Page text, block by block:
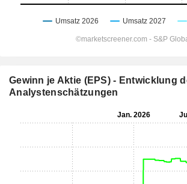
Gewinn je Aktie (EPS) - Entwicklung
Analystenschätzungen